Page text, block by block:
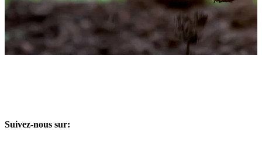
Suivez-nous sur: